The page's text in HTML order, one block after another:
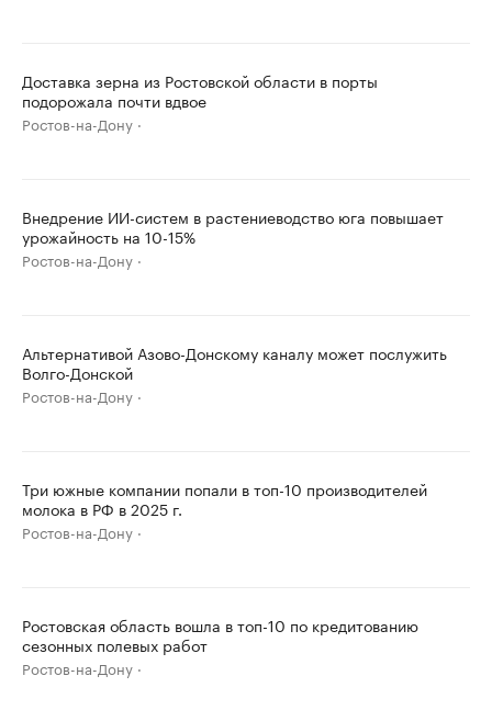
Доставка зерна из Ростовской области в порты
подорожала почти вдвое
Ростов-на-Дону
Внедрение ИИ-систем в растениеводство юга повышает
урожайность на 10-15%
Ростов-на-Дону
Альтернативой Азово-Донскому каналу может послужить
Волго-Донской
Ростов-на-Дону
Три южные компании попали в топ-10 производителей
молока в РФ в 2025 г.
Ростов-на-Дону
Ростовская область вошла в топ-10 по кредитованию
сезонных полевых работ
Ростов-на-Дону